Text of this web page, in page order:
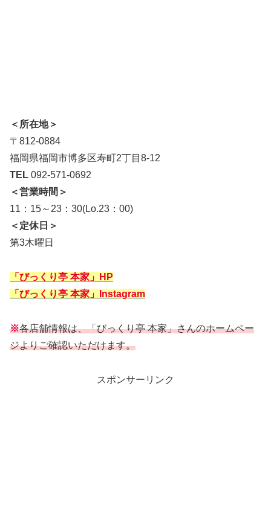
＜所在地＞
〒812-0884
福岡県福岡市博多区寿町2丁目8-12
TEL 092-571-0692
＜営業時間＞
11：15～23：30(Lo.23：00)
＜定休日＞
第3木曜日
「びっくり亭 本家」HP
「びっくり亭 本家」Instagram
※各店舗情報は、「びっくり亭 本家」さんのホームペー
ジよりご確認いただけます。
スポンサーリンク